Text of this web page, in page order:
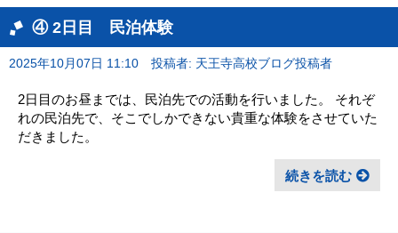
④ 2日目 民泊体験
2025年10月07日 11:10 投稿者: 天王寺高校ブログ投稿者
2日目のお昼までは、民泊先での活動を行いました。 それぞ
れの民泊先で、そこでしかできない貴重な体験をさせていた
だきました。
続きを読む